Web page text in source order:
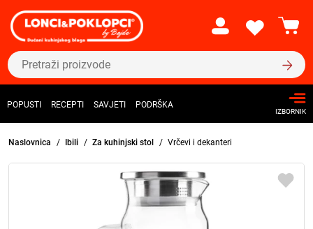
POPUSTI RECEPTI SAVJETI PODRŠKA
IZBORNIK
Naslovnica Ibili Za kuhinjski stol Vrčevi i dekanteri